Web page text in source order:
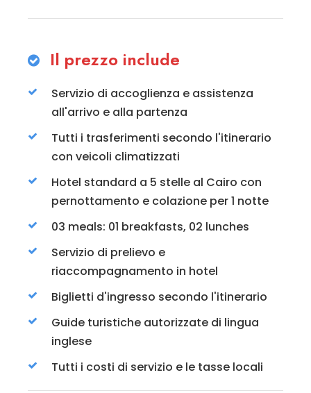
Il prezzo include
Servizio di accoglienza e assistenza
all'arrivo e alla partenza
Tutti i trasferimenti secondo l'itinerario
con veicoli climatizzati
Hotel standard a 5 stelle al Cairo con
pernottamento e colazione per 1 notte
03 meals: 01 breakfasts, 02 lunches
Servizio di prelievo e
riaccompagnamento in hotel
Biglietti d'ingresso secondo l'itinerario
Guide turistiche autorizzate di lingua
inglese
Tutti i costi di servizio e le tasse locali